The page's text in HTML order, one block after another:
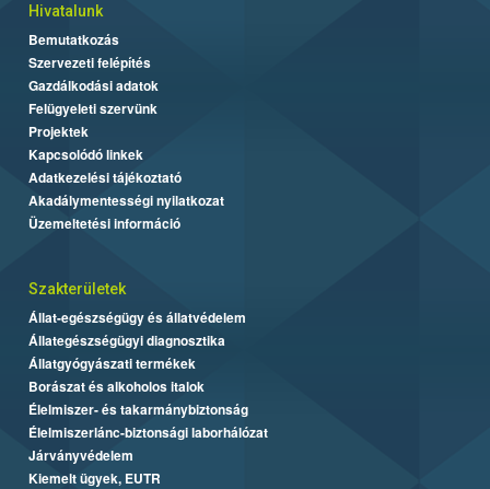
Hivatalunk
Bemutatkozás
Szervezeti felépítés
Gazdálkodási adatok
Felügyeleti szervünk
Projektek
Kapcsolódó linkek
Adatkezelési tájékoztató
Akadálymentességi nyilatkozat
Üzemeltetési információ
Szakterületek
Állat-egészségügy és állatvédelem
Állategészségügyi diagnosztika
Állatgyógyászati termékek
Borászat és alkoholos italok
Élelmiszer- és takarmánybiztonság
Élelmiszerlánc-biztonsági laborhálózat
Járványvédelem
Kiemelt ügyek, EUTR